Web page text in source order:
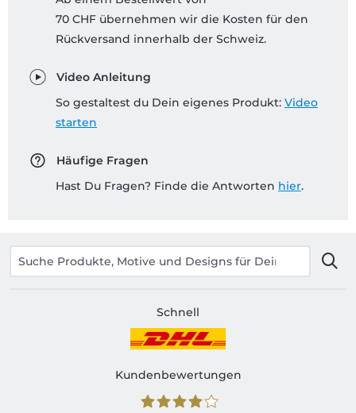
70 CHF übernehmen wir die Kosten für den
Rückversand innerhalb der Schweiz.
Video Anleitung
So gestaltest du Dein eigenes Produkt: Video
starten
Häufige Fragen
Hast Du Fragen? Finde die Antworten hier.
Schnell
Kundenbewertungen